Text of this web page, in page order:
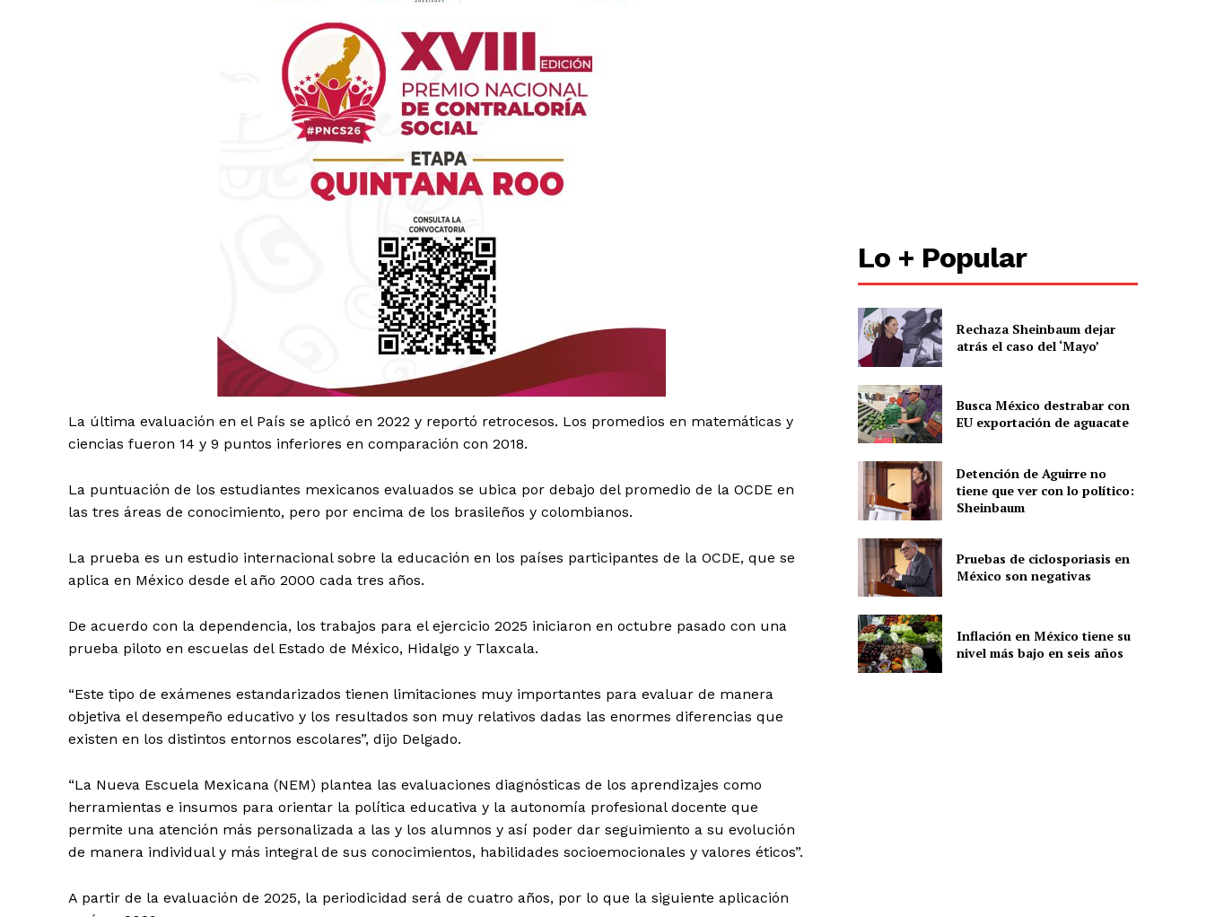
Luces
Del Siglo
SUSCRÍBETE AHORA
Empresa
Contacto
Políticas del Sitio
La última evaluación en el País se aplicó en 2022 y reportó retrocesos. Los promedios en matemáticas y
ciencias fueron 14 y 9 puntos inferiores en comparación con 2018.
La puntuación de los estudiantes mexicanos evaluados se ubica por debajo del promedio de la OCDE en
las tres áreas de conocimiento, pero por encima de los brasileños y colombianos.
La prueba es un estudio internacional sobre la educación en los países participantes de la OCDE, que se
aplica en México desde el año 2000 cada tres años.
De acuerdo con la dependencia, los trabajos para el ejercicio 2025 iniciaron en octubre pasado con una
prueba piloto en escuelas del Estado de México, Hidalgo y Tlaxcala.
“Este tipo de exámenes estandarizados tienen limitaciones muy importantes para evaluar de manera
objetiva el desempeño educativo y los resultados son muy relativos dadas las enormes diferencias que
existen en los distintos entornos escolares”, dijo Delgado.
“La Nueva Escuela Mexicana (NEM) plantea las evaluaciones diagnósticas de los aprendizajes como
herramientas e insumos para orientar la política educativa y la autonomía profesional docente que
permite una atención más personalizada a las y los alumnos y así poder dar seguimiento a su evolución
de manera individual y más integral de sus conocimientos, habilidades socioemocionales y valores éticos”.
A partir de la evaluación de 2025, la periodicidad será de cuatro años, por lo que la siguiente aplicación
Lo + Popular
Rechaza Sheinbaum dejar
atrás el caso del ‘Mayo’
Busca México destrabar con
EU exportación de aguacate
Detención de Aguirre no
tiene que ver con lo político:
Sheinbaum
Pruebas de ciclosporiasis en
México son negativas
Inflación en México tiene su
nivel más bajo en seis años